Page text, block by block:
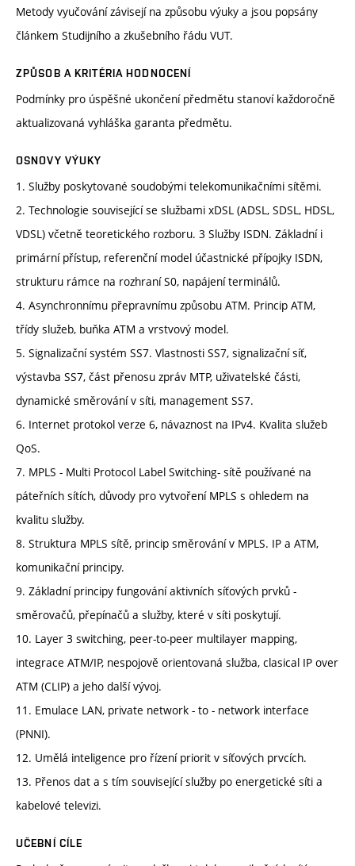
Metody vyučování závisejí na způsobu výuky a jsou popsány
článkem Studijního a zkušebního řádu VUT.
ZPŮSOB A KRITÉRIA HODNOCENÍ
Podmínky pro úspěšné ukončení předmětu stanoví každoročně
aktualizovaná vyhláška garanta předmětu.
OSNOVY VÝUKY
1. Služby poskytované soudobými telekomunikačními sítěmi.
2. Technologie související se službami xDSL (ADSL, SDSL, HDSL,
VDSL) včetně teoretického rozboru. 3 Služby ISDN. Základní i
primární přístup, referenční model účastnické přípojky ISDN,
strukturu rámce na rozhraní S0, napájení terminálů.
4. Asynchronnímu přepravnímu způsobu ATM. Princip ATM,
třídy služeb, buňka ATM a vrstvový model.
5. Signalizační systém SS7. Vlastnosti SS7, signalizační síť,
výstavba SS7, část přenosu zpráv MTP, uživatelské části,
dynamické směrování v síti, management SS7.
6. Internet protokol verze 6, návaznost na IPv4. Kvalita služeb
QoS.
7. MPLS - Multi Protocol Label Switching- sítě používané na
páteřních sítích, důvody pro vytvoření MPLS s ohledem na
kvalitu služby.
8. Struktura MPLS sítě, princip směrování v MPLS. IP a ATM,
komunikační principy.
9. Základní principy fungování aktivních síťových prvků -
směrovačů, přepínačů a služby, které v síti poskytují.
10. Layer 3 switching, peer-to-peer multilayer mapping,
integrace ATM/IP, nespojově orientovaná služba, clasical IP over
ATM (CLIP) a jeho další vývoj.
11. Emulace LAN, private network - to - network interface
(PNNI).
12. Umělá inteligence pro řízení priorit v síťových prvcích.
13. Přenos dat a s tím související služby po energetické síti a
kabelové televizi.
UČEBNÍ CÍLE